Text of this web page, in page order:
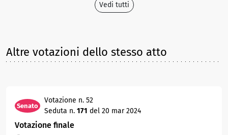
Vedi tutti
Altre votazioni dello stesso atto
Senato
Votazione n. 52
Seduta n. 171 del 20 mar 2024
Votazione finale